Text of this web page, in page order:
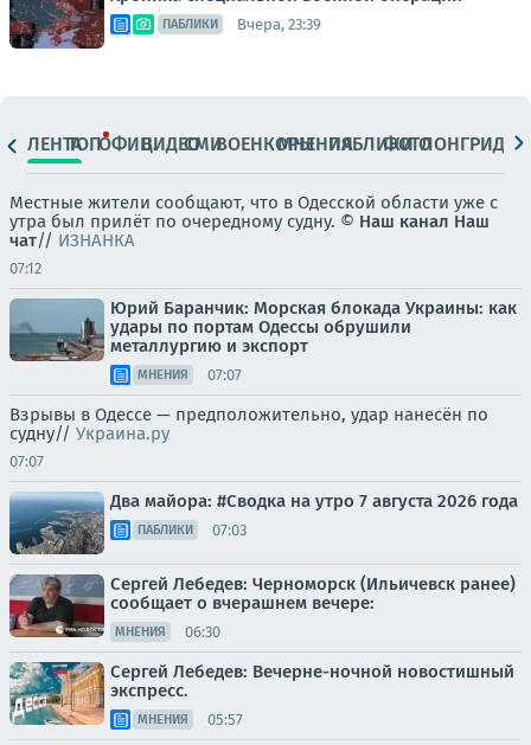
ПАБЛИКИ Вчера, 23:39
ЛЕНТАТОПОФИЦ.ВИДЕОСМИВОЕНКОРЫМНЕНИЯПАБЛИКИ
ФОТОЛОНГРИДЫ
Местные жители сообщают, что в Одесской области уже с
утра был прилёт по очередному судну. © Наш канал Наш
чат// ИЗНАНКА
07:12
Юрий Баранчик: Морская блокада Украины: как
удары по портам Одессы обрушили
металлургию и экспорт
МНЕНИЯ 07:07
Взрывы в Одессе — предположительно, удар нанесён по
судну// Украина.ру
07:07
Два майора: #Сводка на утро 7 августа 2026 года
ПАБЛИКИ 07:03
Сергей Лебедев: Черноморск (Ильичевск ранее)
сообщает о вчерашнем вечере:
МНЕНИЯ 06:30
Сергей Лебедев: Вечерне-ночной новостишный
экспресс.
МНЕНИЯ 05:57